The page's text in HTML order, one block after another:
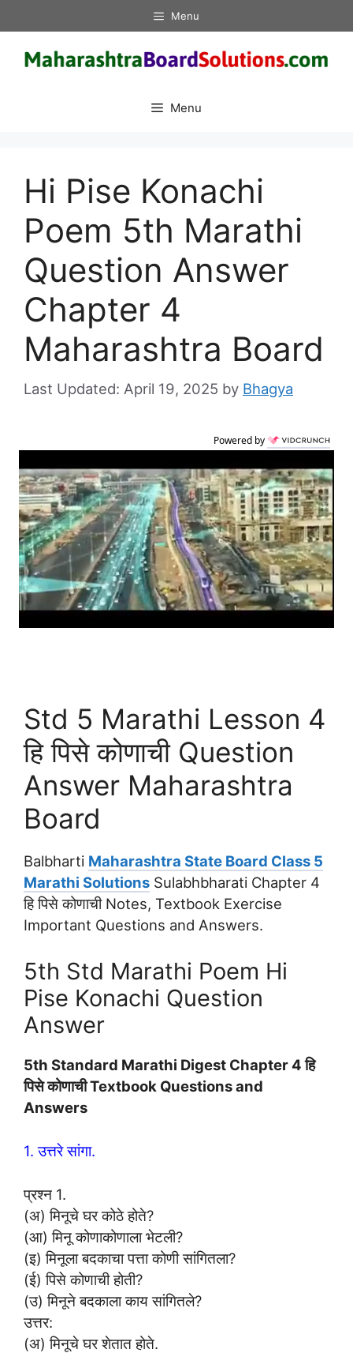
to
content
Menu
Menu
Hi Pise Konachi
Poem 5th Marathi
Question Answer
Chapter 4
Maharashtra Board
April 19, 2025 by Bhagya
Powered by
Std 5 Marathi Lesson 4
हि पिसे कोणाची Question
Answer Maharashtra
Board
Balbharti Maharashtra State Board Class 5
Marathi Solutions Sulabhbharati Chapter 4
हि पिसे कोणाची Notes, Textbook Exercise
Important Questions and Answers.
5th Std Marathi Poem Hi
Pise Konachi Question
Answer
5th Standard Marathi Digest Chapter 4 हि
पिसे कोणाची Textbook Questions and
Answers
1. उत्तरे सांगा.
प्रश्न 1.
(अ) मिनूचे घर कोठे होते?
(आ) मिनू कोणाकोणाला भेटली?
(इ) मिनूला बदकाचा पत्ता कोणी सांगितला?
(ई) पिसे कोणाची होती?
(उ) मिनूने बदकाला काय सांगितले?
उत्तर:
(अ) मिनूचे घर शेतात होते.